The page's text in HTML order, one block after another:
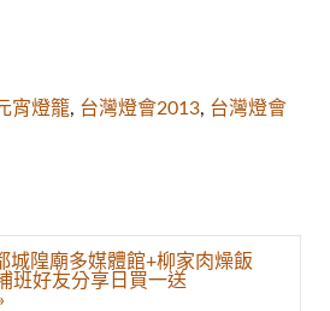
宵燈籠, 台灣燈會2013, 台灣燈會
城隍廟多媒體館+柳家肉燥飯
班好友分享日買一送